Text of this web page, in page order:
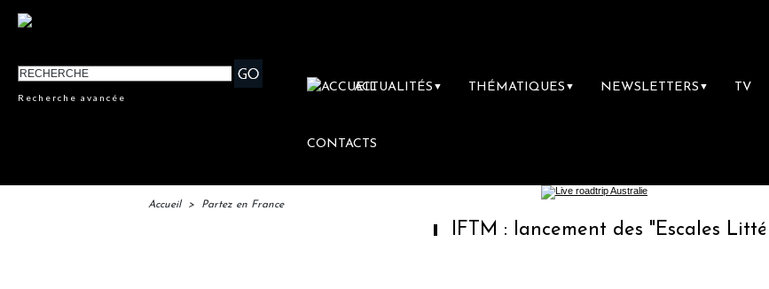
Recherche avancée
ACTUALITÉS ▼ THÉMATIQUES ▼ NEWSLETTERS ▼ TV
CONTACTS
Accueil > Partez en France
IFTM : lancement des "Escales Littéraires",